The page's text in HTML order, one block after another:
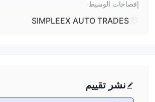
إفصاحات الوسيط
SIMPLEEX AUTO TRADES
نشر تقييم